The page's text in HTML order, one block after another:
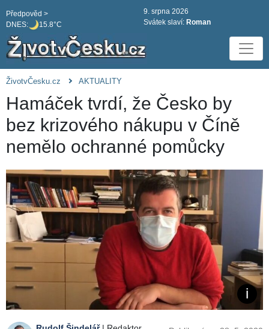
DNES: 15.8°C
Předpověd >
9. srpna 2026
Svátek slaví: Roman
ŽivotvČesku.cz AKTUALITY
Hamáček tvrdí, že Česko by
bez krizového nákupu v Číně
nemělo ochranné pomůcky